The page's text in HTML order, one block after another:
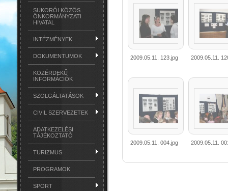
SUKORÓI KÖZÖS
ÖNKORMÁNYZATI
HIVATAL
INTÉZMÉNYEK
DOKUMENTUMOK
KÖZÉRDEKŰ
INFORMÁCIÓK
SZOLGÁLTATÁSOK
CIVIL SZERVEZETEK
ADATKEZELÉSI
TÁJÉKOZTATÓ
TURIZMUS
PROGRAMOK
SPORT
2009.05.11. 123.jpg 2009.05.11.
2009.05.11. 004.jpg 2009.05.11.